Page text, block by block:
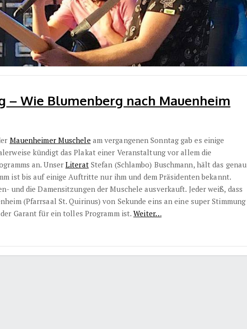
– Wie Blumenberg nach Mauenheim
Mauenheimer Muschele am vergangenen Sonntag gab es einige
kündigt das Plakat einer Veranstaltung vor allem die
an. UnserLiteratStefan (Schlambo) Buschmann, hält das genau
ist bis auf einige Auftritte nur ihm und dem Präsidenten bekannt.
und die Damensitzungen der Muschele ausverkauft. Jeder weiß, dass
(Pfarrsaal St. Quirinus) von Sekunde eins an eine super Stimmung
Garant für ein tolles Programm ist.Weiter…